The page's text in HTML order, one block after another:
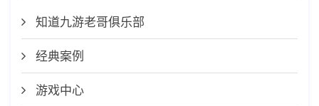
知道九游老哥俱乐部
经典案例
游戏中心